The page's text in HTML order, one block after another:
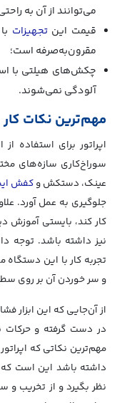
می‌توانند از آن به
قیمت اینتجهیزات
مقرون‌به‌صرفه است؛
چکش‌های هیلتی با
آلودگی نمی‌شوند.
مهم‌ترین نکات
اپراتور برای استفاده
سوراخ‌کاری سازه‌های
عینک، دستکش وکفش
جلوگیری به عمل آورد.
کار کند، بایستی آموزش
نیز داشته باشد. توجه
تجربه کار با این
و سر خوردن آن بر روی
از آن‌جایی که این ابزار
در دست گرفته و حرکات
مهم‌ترین نکاتی که
نظر بگیرد و از تخریب